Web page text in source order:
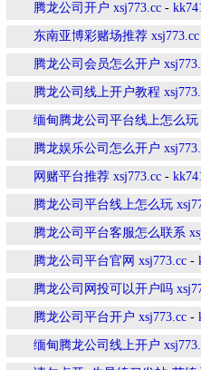
腾龙公司开户 xsj773.cc -
东南亚博彩赌场推荐 xsj773.cc
腾龙公司会员怎么开户
腾龙公司线上开户教程
缅甸腾龙公司平台线上怎么玩
腾龙娱乐公司怎么开户
网赌平台推荐 xsj773.cc -
腾龙公司平台线上怎么玩
腾龙公司平台客服怎么联系
腾龙公司平台官网 xsj773.cc -
腾龙公司网投可以开户吗
腾龙公司平台开户 xsj773.cc -
缅甸腾龙公司线上开户